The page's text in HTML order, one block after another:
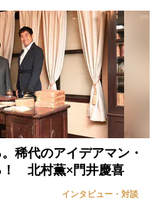
稀代のアイデアマン・
！ 北村薫×門井慶喜
インタビュー・対談